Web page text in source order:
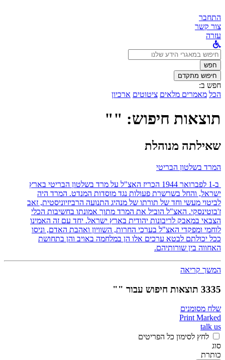
התחבר
צור קשר
עזרה
לחפש
ב:חפש
חיפוש מתקדם
חפש ב:
הכל מאמרים מלאים ציטוטים ארכיון
תוצאות חיפוש: ""
שאילתה מנוהלת
המרד בשלטון הבריטי
ב-1 לפברואר 1944 הכריז האצ"ל על מרד בשלטון הבריטי בארץ
ישראל, והחל בשרשרת פעולות נגד מוסדות המנדט. המרד היה
לביטוי מעשי וחד של תורתו של מנהיג התנועה הרביזיוניסטית, זאב
ז'בוטינסקי. האצ"ל הוביל את המרד מתוך אמונתו בחשיבות הכלי
הצבאי במאבק לריבונות יהודית בארץ ישראל. יחד עם זה האמינו
לוחמי ומפקדי האצ"ל בערכי החרות, השוויון ואהבת האדם, וניסו
ככל יכולתם לבטא ערכים אלו הן במלחמה באויב והן בתחושת
האחווה בין שורותיהם.
המשך קריאה
3335 תוצאות חיפוש עבור ""
שלח מסומנים
Print Marked
talk us
לחץ לסימון כל הפריטים
סוג
כותרת